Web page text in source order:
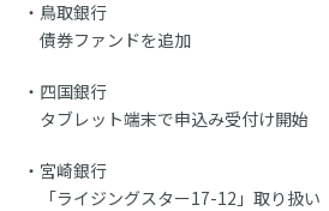
鳥取銀行
債券ファンドを追加
四国銀行
タブレット端末で申込み受付け開始
宮崎銀行
「ライジングスター17-12」取り扱い